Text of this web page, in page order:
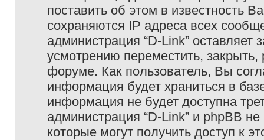
поставить об этом в известность
сохраняются IP адреса всех
администрация “D-Link”
усмотрению переместить,
форуме. Как пользователь, Вы
информация будет храниться в
информация не будет доступна
администрация “D-Link” и phpBB
которые могут получить доступ к